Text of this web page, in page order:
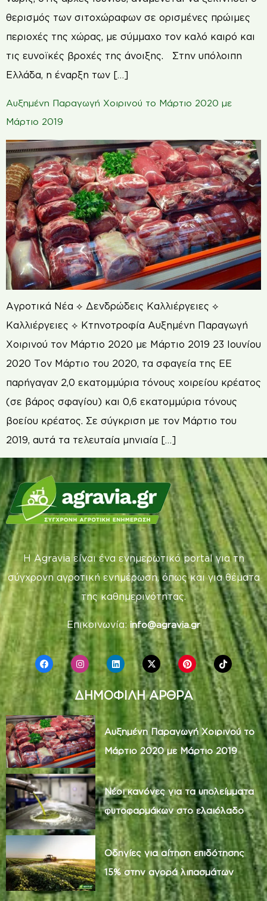
θερισμός των σιτοχώραφων σε ορισμένες πρώιμες
περιοχές της χώρας, με σύμμαχο τον καλό καιρό και
τις ευνοϊκές βροχές της άνοιξης. Στην υπόλοιπη
Ελλάδα, η έναρξη των […]
Αυξημένη Παραγωγή Χοιρινού το Μάρτιο 2020 με
Μάρτιο 2019
Αγροτικά Νέα ⟡ Δενδρώδεις Καλλιέργειες ⟡
Καλλιέργειες ⟡ Κτηνοτροφία Αυξημένη Παραγωγή
Χοιρινού τον Μάρτιο 2020 με Μάρτιο 2019 23 Ιουνίου
2020 Τον Μάρτιο του 2020, τα σφαγεία της ΕΕ
παρήγαγαν 2,0 εκατομμύρια τόνους χοιρείου κρέατος
(σε βάρος σφαγίου) και 0,6 εκατομμύρια τόνους
βοείου κρέατος. Σε σύγκριση με τον Μάρτιο του
2019, αυτά τα τελευταία μηνιαία […]
Η Agravia είναι ένα ενημερωτικό portal για τη
σύγχρονη αγροτική ενημέρωση, όπως και για θέματα
της καθημερινότητας.
Επικοινωνία: info@agravia.gr
ΔΗΜΟΦΙΛΗ ΑΡΘΡΑ
Αυξημένη Παραγωγή Χοιρινού το
Μάρτιο 2020 με Μάρτιο 2019
Νέοι κανόνες για τα υπολείμματα
φυτοφαρμάκων στο ελαιόλαδο
Οδηγίες για αίτηση επιδότησης
15% στην αγορά λιπασμάτων